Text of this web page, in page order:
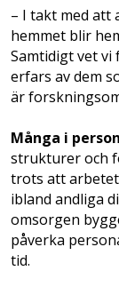
– I takt med att
hemmet blir
Samtidigt vet
erfars av dem
är
Många i
strukturer och
trots att
ibland andliga
omsorgen
påverka
tid.